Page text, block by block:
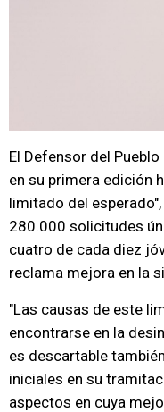
El Defensor del
en su primera edición
limitado del
280.000 solicitudes
cuatro de cada diez
reclama mejora en la
"Las causas de este
encontrarse en la
es descartable
iniciales en su
aspectos en cuya